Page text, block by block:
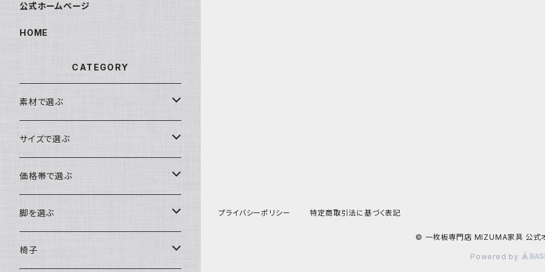
公式ホームページ
HOME
CATEGORY
素材で選ぶ
ブビンガ
ウォールナット
モンキーポッド
楠（クス）
サイズで選ぶ
～140cm
～160cm
～180cm
価格帯で選ぶ
～10万円
～15万円
脚を選ぶ
ロータイプ（座卓・リビングテーブル・ソ
ファテーブル）
椅子
プライバシーポリシー 特定商取引法に基づく表記
© 一枚板専門店 MIZUMA家具 公式オ
Powered by